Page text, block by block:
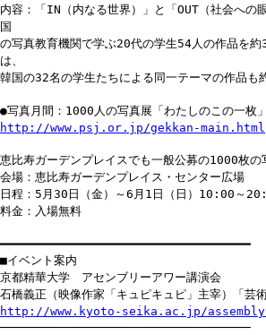
内容：「IN（内なる世界）」と「OUT（社会への
国
の写真教育機関で学ぶ20代の学生54人の作品を
は、
韓国の32名の学生たちによる同一テーマの作品も
●写真月間：1000人の写真展「わたしのこの一枚」
http://www.psj.or.jp/gekkan-main.html
恵比寿ガーデンプレイスでも一般公募の1000枚の
会場：恵比寿ガーデンプレイス・センター広場
日程：5月30日（金）～6月1日（日）10:00～
料金：入場無料
━━━━━━━━━━━━━━━━━━━━━━━━━━━━━━━━━━━
■イベント案内
京都精華大学 アセンブリーアワー講演会
石橋義正（映像作家「キュピキュピ」主宰）「芸術
http://www.kyoto-seika.ac.jp/
───────────────────────────────────